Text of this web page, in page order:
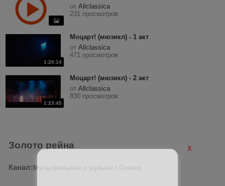
от Allclassica
231 просмотров
1:20:14
Моцарт! (мюзикл) - 1 акт
от Allclassica
471 просмотров
1:23:45
Моцарт! (мюзикл) - 2 акт
от Allclassica
830 просмотров
Золото рейна
Канал: Мультфильмы о музыке / Сказки
X